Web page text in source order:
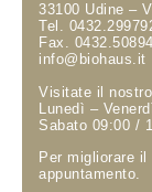
33100 Udine –
Tel.
Fax.
info@biohaus.it
Visitate il
Lunedì –
Sabato 09:00 /
Per migliorare
appuntamento.